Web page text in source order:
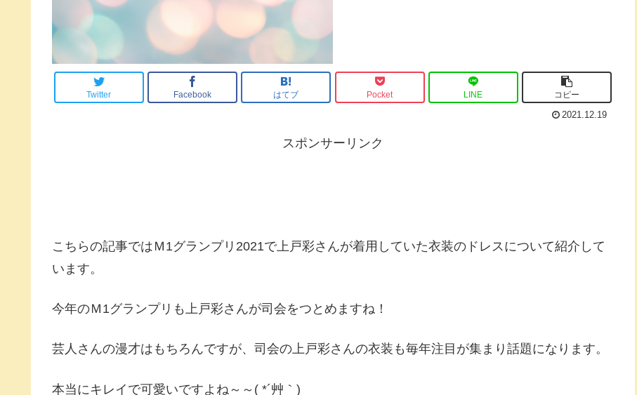
Twitter Facebook はてブ Pocket LINE コピー
2021.12.19
スポンサーリンク
こちらの記事ではＭ1グランプリ2021で上戸彩さんが着用していた衣装のドレスについて紹介して
います。
今年のＭ1グランプリも上戸彩さんが司会をつとめますね！
芸人さんの漫才はもちろんですが、司会の上戸彩さんの衣装も毎年注目が集まり話題になります。
本当にキレイで可愛いですよね～～( *´艸｀)